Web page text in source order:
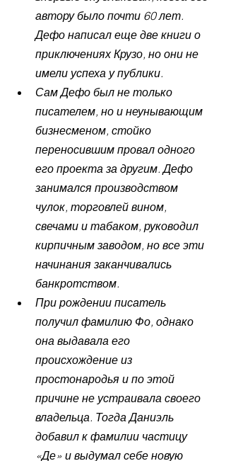
автору было почти 60 лет.
Дефо написал еще две книги о
приключениях Крузо, но они не
имели успеха у публики.
Сам Дефо был не только
писателем, но и неунывающим
бизнесменом, стойко
переносившим провал одного
его проекта за другим. Дефо
занимался производством
чулок, торговлей вином,
свечами и табаком, руководил
кирпичным заводом, но все эти
начинания заканчивались
банкротством.
При рождении писатель
получил фамилию Фо, однако
она выдавала его
происхождение из
простонародья и по этой
причине не устраивала своего
владельца. Тогда Даниэль
добавил к фамилии частицу
«Де» и выдумал себе новую